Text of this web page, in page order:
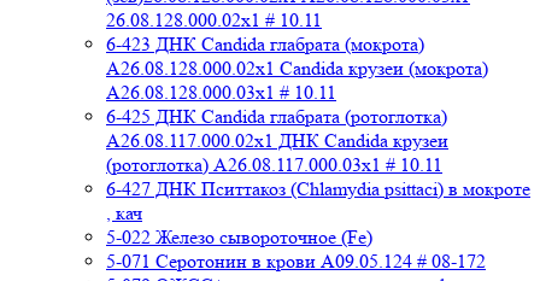
26.08.128.000.02x1 # 10.11
6-423 ДНК Candida глабрата (мокрота)
A26.08.128.000.02x1 Candida крузеи (мокрота)
A26.08.128.000.03x1 # 10.11
6-425 ДНК Candida глабрата (ротоглотка)
A26.08.117.000.02x1 ДНК Candida крузеи
(ротоглотка) A26.08.117.000.03x1 # 10.11
6-427 ДНК Пситтакоз (Chlamydia psittaci) в мокроте
, кач
5-022 Железо сывороточное (Fe)
5-071 Серотонин в крови A09.05.124 # 08-172